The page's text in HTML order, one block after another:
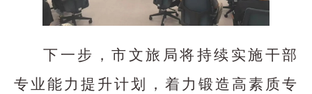
下一步，市文旅局将持续实施干部
专业能力提升计划，着力锻造高素质专